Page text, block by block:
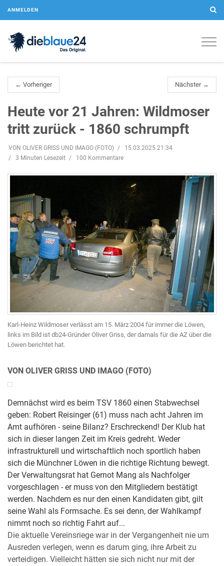
ANMELDEN
← Vorheriger Nächster →
Heute vor 21 Jahren: Wildmoser
tritt zurück - 1860 schrumpft
VON OLIVER GRISS UND IMAGO (FOTO)
15.03.2025 21:34
3 Minuten Lesezeit
100 Kommentare
Karl-Heinz Wildmoser verlässt am 15. März 2004 für immer die Löwen,
links im Bild ist db24-Gründer Oliver Griss, der damals für die AZ über die
Löwen berichtet hat.
VON OLIVER GRISS UND IMAGO (FOTO)
Demnächst wird es beim TSV 1860 einen Stabwechsel
geben: Robert Reisinger (61) muss nach acht Jahren im
Amt aufhören - seine Bilanz? Erschreckend! Der Klub hat
sich in dieser langen Zeit im Kreis gedreht. Weder
infrastrukturell und wirtschaftlich noch sportlich haben
sich die Münchner Löwen in die richtige Richtung bewegt.
Der Verwaltungsrat hat Gernot Mang als Nachfolger
vorgeschlagen - er muss von den Mitgliedern bestätigt
werden. Nachdem es nur den einen Kandidaten gibt, gilt
seine Wahl als Formsache. Es sei denn, der Wahlkampf
nimmt noch so richtig Fahrt auf...
Die aktuelle Vereinsriege war in der Vergangenheit nie um
Ausreden verlegen, wenn es darum ging, ihre Arbeit zu
verteidigen. Vielleicht hätten sie sich nicht nur mit der